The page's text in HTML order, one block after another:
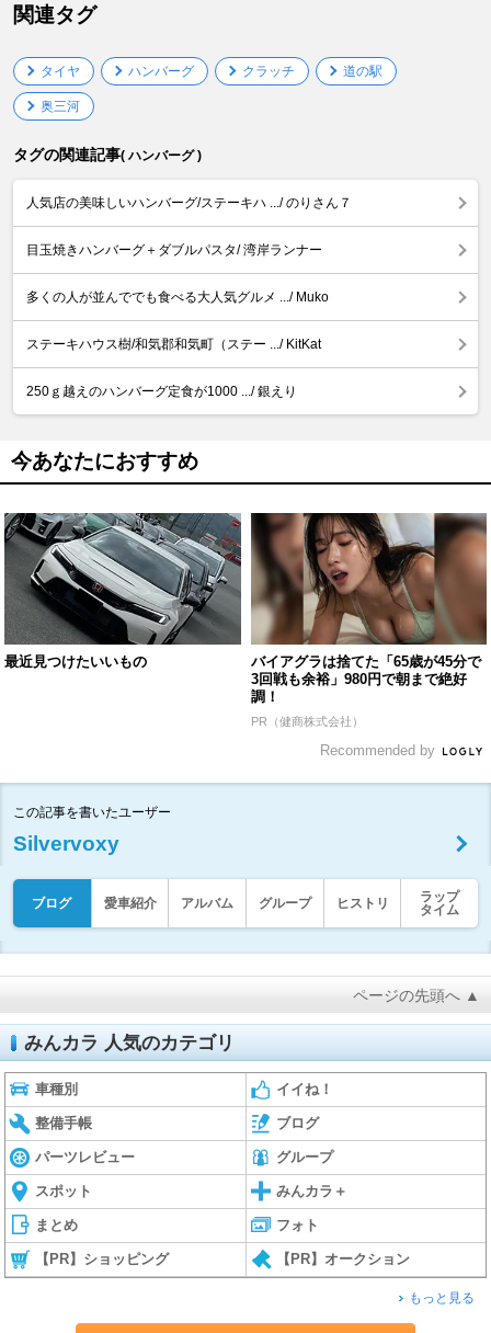
関連タグ
タイヤ ハンバーグ クラッチ 道の駅
奥三河
タグの関連記事( ハンバーグ )
人気店の美味しいハンバーグ/ステーキハ .../ のりさん７
目玉焼きハンバーグ＋ダブルパスタ/ 湾岸ランナー
多くの人が並んででも食べる大人気グルメ .../ Muko
ステーキハウス樹/和気郡和気町（ステー .../ KitKat
250ｇ越えのハンバーグ定食が1000 .../ 銀えり
今あなたにおすすめ
最近見つけたいいもの
バイアグラは捨てた「65歳が45分で
3回戦も余裕」980円で朝まで絶好
調！
PR（健商株式会社）
Recommended by
この記事を書いたユーザー
Silvervoxy
ブログ 愛車紹介 アルバム グループ ヒストリ
ラップ
タイム
ページの先頭へ ▲
みんカラ 人気のカテゴリ
車種別 イイね！
整備手帳 ブログ
パーツレビュー グループ
スポット みんカラ＋
まとめ フォト
【PR】ショッピング 【PR】オークション
もっと見る